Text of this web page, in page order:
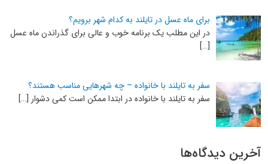
برای ماه عسل در تایلند به کدام شهر برویم؟
در این مطلب یک برنامه خوب و عالی برای گذراندن ماه عسل
[…]
سفر به تایلند با خانواده – چه شهرهایی مناسب هستند؟
سفر به تایلند با خانواده در ابتدا ممکن است کمی دشوار […]
آخرین دیدگاه‌ها